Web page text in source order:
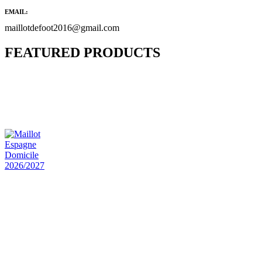
EMAIL:
maillotdefoot2016@gmail.com
FEATURED PRODUCTS